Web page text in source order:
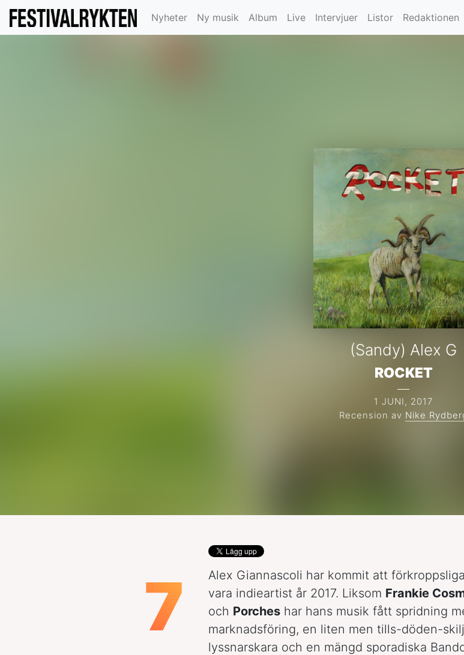
Nyheter Ny musik Album Live Intervjuer Listor Redaktionen
(Sandy) Alex G
ROCKET
1 JUNI, 2017
Recension av Nike
7
Alex Giannascoli har kommit att
vara indieartist år 2017. Liksom Frankie
och Porches har hans musik fått spridning
marknadsföring, en liten men tills-döden-
lyssnarskara och en mängd sporadiska